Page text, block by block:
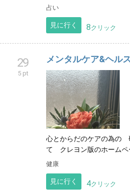
占い
見に行く 8クリック
29
5 pt
メンタルケア&ヘル
心とからだのケアの為の
て クレヨン版のホームペ
健康
見に行く 4クリック